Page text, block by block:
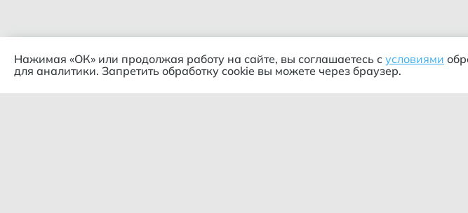
Нажимая «ОК» или продолжая работу на сайте, вы соглашаетесь с условиями
для аналитики. Запретить обработку cookie вы можете через браузер.